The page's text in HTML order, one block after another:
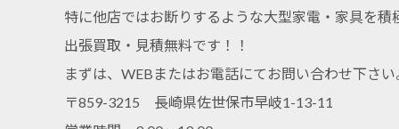
特に他店ではお断りするような大型家電・家具を積
出張買取・見積無料です！！
まずは、WEBまたはお電話にてお問い合わせ下さい
〒859-3215 長崎県佐世保市早岐1-13-11